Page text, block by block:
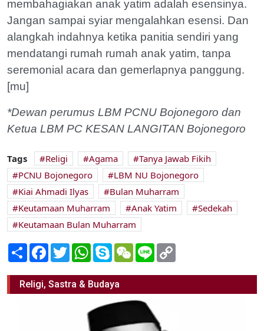
membahagiakan anak yatim adalah esensinya.
Jangan sampai syiar mengalahkan esensi. Dan
alangkah indahnya ketika panitia sendiri yang
mendatangi rumah rumah anak yatim, tanpa
seremonial acara dan gemerlapnya panggung.
[mu]
*Dewan perumus LBM PCNU Bojonegoro dan
Ketua LBM PC KESAN LANGITAN Bojonegoro
Tags Religi Agama
Tanya Jawab Fikih
PCNU Bojonegoro
LBM NU Bojonegoro
Kiai Ahmadi Ilyas
Bulan Muharram
Keutamaan Muharram
Anak Yatim
Sedekah
Keutamaan Bulan Muharram
Share Facebook
TwitterWhatsApp
SkypeWeChatLine
Religi, Sastra & Budaya